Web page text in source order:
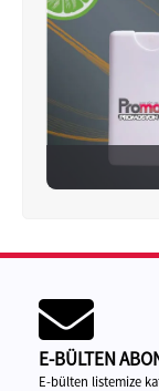
E-BÜLTEN
E-bülten listemize